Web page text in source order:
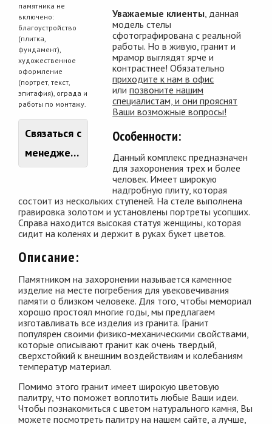
памятника не
включено:
благоустройство
(плитка,
фундамент),
художественное
оформление
(портрет, текст,
эпитафия), ограда и
работы по монтажу.
Связаться с
менеджером
Уважаемые клиенты , данная
модель стелы
сфотографирована с реальной
работы. Но в живую, гранит и
мрамор выглядят ярче и
контрастнее! Обязательно
приходите к нам в офис
илипозвоните нашим
специалистам, и они прояснят
Ваши возможные вопросы!
Особенности:
Данный комплекс предназначен
для захоронения трех и более
человек. Имеет широкую
надгробную плиту, которая
состоит из нескольких ступеней. На стеле выполнена
гравировка золотом и установлены портреты усопших.
Справа находится высокая статуя женщины, которая
сидит на коленях и держит в руках букет цветов.
Описание:
Памятником на захоронении называется каменное
изделие на месте погребения для увековечивания
памяти о близком человеке. Для того, чтобы мемориал
хорошо простоял многие годы, мы предлагаем
изготавливать все изделия из гранита. Гранит
популярен своими физико-механическими свойствами,
которые описывают гранит как очень твердый,
сверхстойкий к внешним воздействиям и колебаниям
температур материал.
Помимо этого гранит имеет широкую цветовую
палитру, что поможет воплотить любые Ваши идеи.
Чтобы познакомиться с цветом натурального камня, Вы
можете посмотреть палитру на нашем сайте, а лучше,